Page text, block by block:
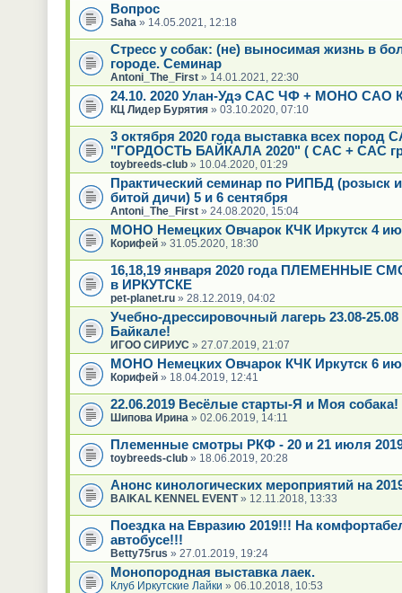
Вопрос
Saha » 14.05.2021, 12:18
Стресс у собак: (не) выносимая жизнь в
городе. Семинар
Antoni_The_First» 14.01.2021, 22:30
24.10. 2020 Улан-Удэ САС ЧФ + МОНО САО
КЦ Лидер Бурятия» 03.10.2020, 07:10
3 октября 2020 года выставка всех пород
"ГОРДОСТЬ БАЙКАЛА 2020" ( САС + CAC
toybreeds-club» 10.04.2020, 01:29
Практический семинар по РИПБД (розыск
битой дичи) 5 и 6 сентября
Antoni_The_First» 24.08.2020, 15:04
МОНО Немецких Овчарок КЧК Иркутск 4
Корифей» 31.05.2020, 18:30
16,18,19 января 2020 года ПЛЕМЕННЫЕ
в ИРКУТСКЕ
pet-planet.ru» 28.12.2019, 04:02
Учебно-дрессировочный лагерь 23.08-25.08
Байкале!
ИГОО СИРИУС » 27.07.2019, 21:07
МОНО Немецких Овчарок КЧК Иркутск 6
Корифей» 18.04.2019, 12:41
22.06.2019 Весёлые старты-Я и Моя собака!
Шипова Ирина » 02.06.2019, 14:11
Племенные смотры РКФ - 20 и 21 июля
toybreeds-club» 18.06.2019, 20:28
Анонс кинологических мероприятий на
BAIKAL KENNEL EVENT» 12.11.2018, 13:33
Поездка на Евразию 2019!!! На
автобусе!!!
Betty75rus » 27.01.2019, 19:24
Монопородная выставка лаек.
Клуб Иркутские Лайки » 06.10.2018, 10:53